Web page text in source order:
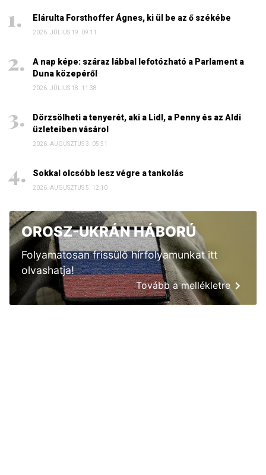
Elárulta Forsthoffer Ágnes, ki ül be az ő székébe
2026. JÚLIUS 19. 09:11
A nap képe: száraz lábbal lefotózható a Parlament a
Duna közepéről
2026. JÚLIUS 18. 11:38
Dörzsölheti a tenyerét, aki a Lidl, a Penny és az Aldi
üzleteiben vásárol
2026. AUGUSZTUS 3. 05:51
Sokkal olcsóbb lesz végre a tankolás
2026. AUGUSZTUS 5. 12:10
OROSZ-UKRÁN HÁBORÚ
Folyamatosan frissülő hírfolyamunkat itt
olvashatja!
Tovább a mellékletre